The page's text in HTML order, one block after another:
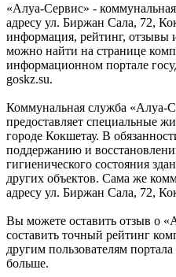
«Алуа-Сервис» -
адресу ул. Биржан Сала, 72,
информация, рейтинг, отзывы
можно найти на странице
информационном портале
goskz.su.
Коммунальная служба «Алуа-
предоставляет специальные
городе Кокшетау. В
поддержанию и
гигиенического состояния
других объектов. Сама же
адресу ул. Биржан Сала, 72,
Вы можете оставить отзыв о
составить точный рейтинг
другим пользователям
больше.